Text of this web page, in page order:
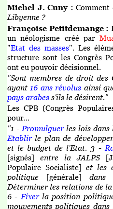
Michel J. Cuny :
Libyenne ?
Françoise Petitdemange :
un néologisme créé par
"Etat des masses". Les
structure sont les Congrès
ont eu pouvoir décisionnel.
"Sont membres de droit des
ayant 16 ans révolus ainsi
pays arabes s'ils le désirent."
Les CPB (Congrès
pour...
"1 - Promulguerles lois dans
Etablirle plan de
et le budget de l'Etat. 3 -
[signés]
entre la JALPS
Populaire Socialiste] et les
politique
[générale] dans
Déterminer les relations de
6 - Fixerla position
mouvements politiques